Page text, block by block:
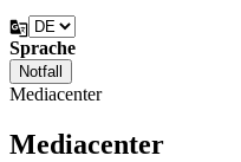
Sprache
Notfall
Mediacenter
Mediacenter